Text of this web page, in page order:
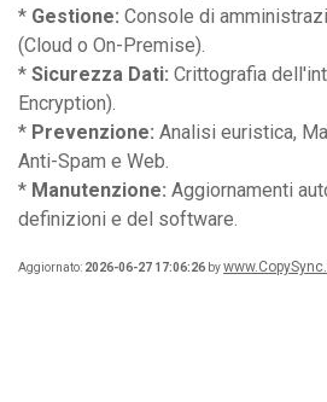
* Gestione: Console di
(Cloud o On-Premise).
* Sicurezza Dati: Crittografia
Encryption).
* Prevenzione: Analisi euristica,
Anti-Spam e Web.
* Manutenzione: Aggiornamenti
definizioni e del software.
Aggiornato: 2026-06-27 17:06:26 by